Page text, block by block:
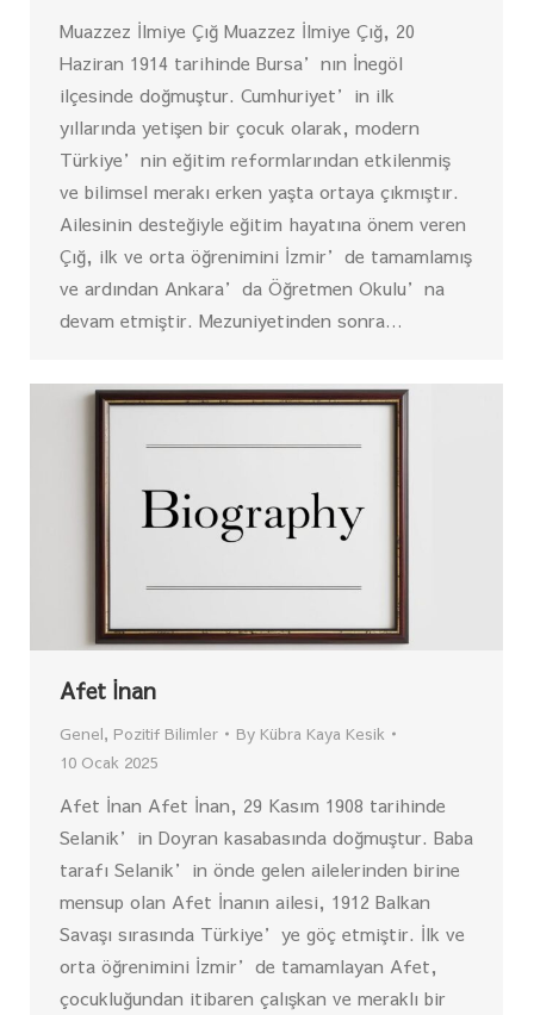
Muazzez İlmiye Çığ Muazzez İlmiye Çığ, 20
Haziran 1914 tarihinde Bursa’nın İnegöl
ilçesinde doğmuştur. Cumhuriyet’in ilk
yıllarında yetişen bir çocuk olarak, modern
Türkiye’nin eğitim reformlarından etkilenmiş
ve bilimsel merakı erken yaşta ortaya çıkmıştır.
Ailesinin desteğiyle eğitim hayatına önem veren
Çığ, ilk ve orta öğrenimini İzmir’de tamamlamış
ve ardından Ankara’da Öğretmen Okulu’na
devam etmiştir. Mezuniyetinden sonra…
Afet İnan
Genel, Pozitif Bilimler By Kübra Kaya Kesik
10 Ocak 2025
Afet İnan Afet İnan, 29 Kasım 1908 tarihinde
Selanik’in Doyran kasabasında doğmuştur. Baba
tarafı Selanik’in önde gelen ailelerinden birine
mensup olan Afet İnanın ailesi, 1912 Balkan
Savaşı sırasında Türkiye’ye göç etmiştir. İlk ve
orta öğrenimini İzmir’de tamamlayan Afet,
çocukluğundan itibaren çalışkan ve meraklı bir